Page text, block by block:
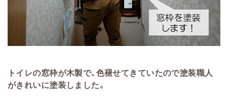
トイレの窓枠が木製で、色褪せてきていたので塗装職人
がきれいに塗装しました。